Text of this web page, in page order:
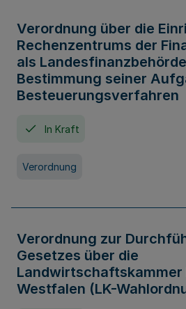
Verordnung über die
Rechenzentrums der
als
Bestimmung seiner
Besteuerungsverfahren
In Kraft
Verordnung
Verordnung zur
Gesetzes über die
Landwirtschaftskammer
Westfalen (LK-